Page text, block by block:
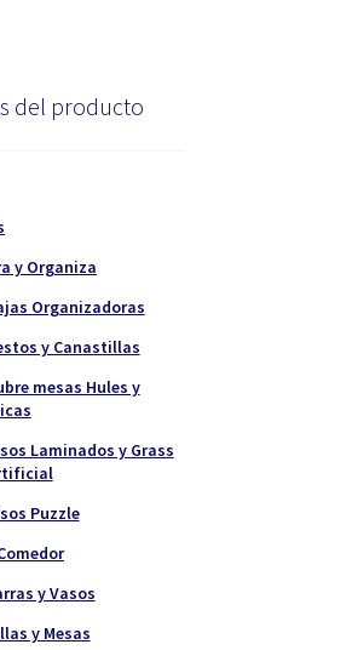
del producto
y Organiza
Organizadoras
y Canastillas
mesas Hules y
Laminados y Grass
Puzzle
y Vasos
y Mesas